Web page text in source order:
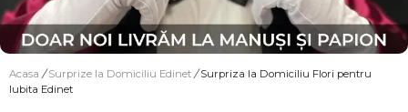
Acasa / Surprize la Domiciliu Edinet / Surpriza la Domiciliu Flori pentru
Iubita Edinet